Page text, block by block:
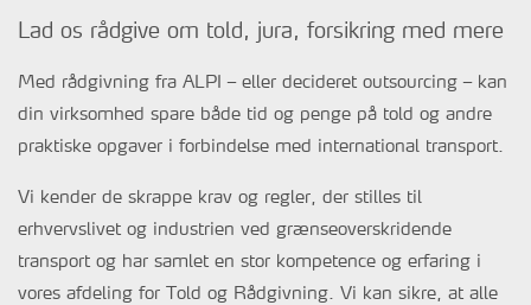
Lad os rådgive om told, jura, forsikring med mere
Med rådgivning fra ALPI – eller decideret outsourcing – kan
din virksomhed spare både tid og penge på told og andre
praktiske opgaver i forbindelse med international transport.
Vi kender de skrappe krav og regler, der stilles til
erhvervslivet og industrien ved grænseoverskridende
transport og har samlet en stor kompetence og erfaring i
vores afdeling for Told og Rådgivning. Vi kan sikre, at alle